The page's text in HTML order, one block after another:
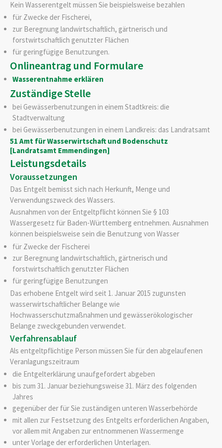
Kein Wasserentgelt müssen Sie beispielsweise bezahlen
für Zwecke der Fischerei,
zur Beregnung landwirtschaftlich, gärtnerisch und
forstwirtschaftlich genutzter Flächen
für geringfügige Benutzungen.
Onlineantrag und Formulare
Wasserentnahme erklären
Zuständige Stelle
bei Gewässerbenutzungen in einem Stadtkreis: die
Stadtverwaltung
bei Gewässerbenutzungen in einem Landkreis: das Landratsamt
51 Amt für Wasserwirtschaft und Bodenschutz
[Landratsamt Emmendingen]
Leistungsdetails
Voraussetzungen
Das Entgelt bemisst sich nach Herkunft, Menge und
Verwendungszweck des Wassers.
Ausnahmen von der Entgeltpflicht können Sie § 103
Wassergesetz für Baden-Württemberg entnehmen. Ausnahmen
können beispielsweise sein die Benutzung von Wasser
für Zwecke der Fischerei
zur Beregnung landwirtschaftlich, gärtnerisch und
forstwirtschaftlich genutzter Flächen
für geringfügige Benutzungen
Das erhobene Entgelt wird seit 1. Januar 2015 zugunsten
wasserwirtschaftlicher Belange wie
Hochwasserschutzmaßnahmen und gewässerökologischer
Belange zweckgebunden verwendet.
Verfahrensablauf
Als entgeltpflichtige Person müssen Sie für den abgelaufenen
Veranlagungszeitraum
die Entgelterklärung unaufgefordert abgeben
bis zum 31. Januar beziehungsweise 31. März des folgenden
Jahres
gegenüber der für Sie zuständigen unteren Wasserbehörde
mit allen zur Festsetzung des Entgelts erforderlichen Angaben,
vor allem mit Angaben zur entnommenen Wassermenge
unter Vorlage der erforderlichen Unterlagen.